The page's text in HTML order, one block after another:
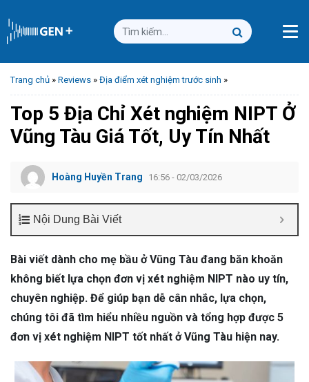
Trang chủ » Reviews » Địa điểm xét nghiệm trước sinh »
Top 5 Địa Chỉ Xét nghiệm NIPT Ở
Vũng Tàu Giá Tốt, Uy Tín Nhất
Hoàng Huyền Trang 16:56 - 02/03/2026
Nội Dung Bài Viết
Bài viết dành cho mẹ bầu ở Vũng Tàu đang băn khoăn
không biết lựa chọn đơn vị xét nghiệm NIPT nào uy tín,
chuyên nghiệp. Để giúp bạn dễ cân nhắc, lựa chọn,
chúng tôi đã tìm hiểu nhiều nguồn và tổng hợp được 5
đơn vị xét nghiệm NIPT tốt nhất ở Vũng Tàu hiện nay.